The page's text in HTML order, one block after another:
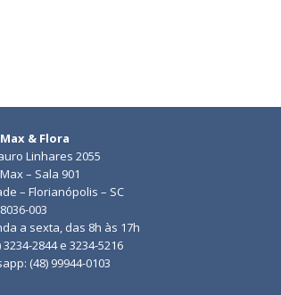
& Flora
Linhares 2055
– Sala 901
– Florianópolis – SC
003
a sexta, das 8h às 17h
2844 e 3234-5216
(48) 99944-0103